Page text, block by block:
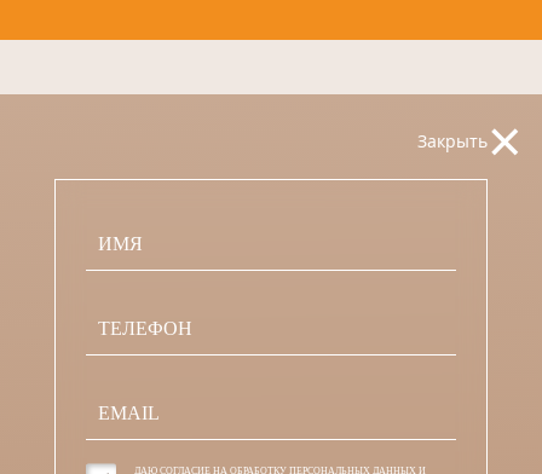
Закрыть×
ДАЮ СОГЛАСИЕ НА ОБРАБОТКУ ПЕРСОНАЛЬНЫХ ДАННЫХ И